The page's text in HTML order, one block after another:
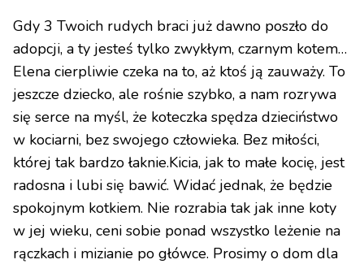
Gdy 3 Twoich rudych braci już dawno poszło do
adopcji, a ty jesteś tylko zwykłym, czarnym kotem…
Elena cierpliwie czeka na to, aż ktoś ją zauważy. To
jeszcze dziecko, ale rośnie szybko, a nam rozrywa
się serce na myśl, że koteczka spędza dzieciństwo
w kociarni, bez swojego człowieka. Bez miłości,
której tak bardzo łaknie.Kicia, jak to małe kocię, jest
radosna i lubi się bawić. Widać jednak, że będzie
spokojnym kotkiem. Nie rozrabia tak jak inne koty
w jej wieku, ceni sobie ponad wszystko leżenie na
rączkach i mizianie po główce. Prosimy o dom dla